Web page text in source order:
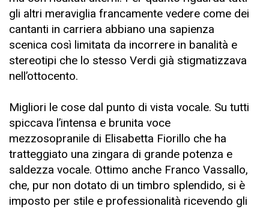
gli altri meraviglia francamente vedere come dei
cantanti in carriera abbiano una sapienza
scenica così limitata da incorrere in banalità e
stereotipi che lo stesso Verdi già stigmatizzava
nell’ottocento.
Migliori le cose dal punto di vista vocale. Su tutti
spiccava l’intensa e brunita voce
mezzosopranile di Elisabetta Fiorillo che ha
tratteggiato una zingara di grande potenza e
saldezza vocale. Ottimo anche Franco Vassallo,
che, pur non dotato di un timbro splendido, si è
imposto per stile e professionalità ricevendo gli